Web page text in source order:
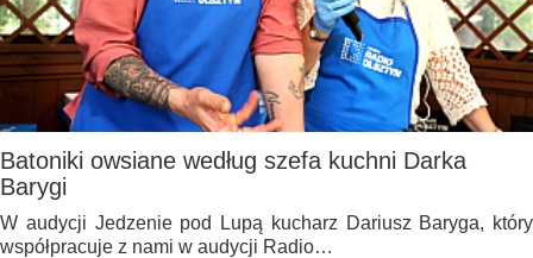
Batoniki owsiane według szefa kuchni Darka
Barygi
W audycji Jedzenie pod Lupą kucharz Dariusz Baryga, który
współpracuje z nami w audycji Radio…